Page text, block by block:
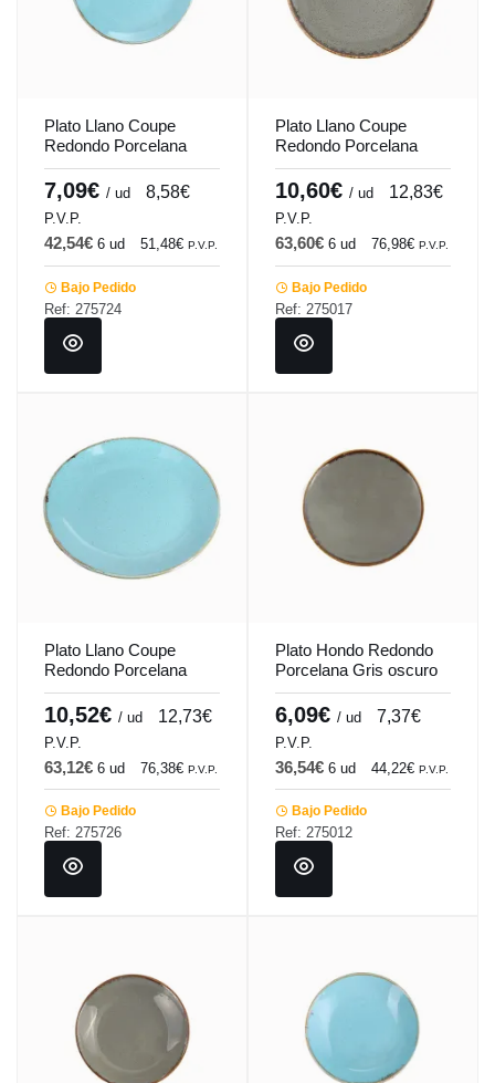
Plato Llano Coupe
Redondo Porcelana
Turquesa 24 Cm
Seasons Porland
7,09€ / ud 8,58€
P.V.P.
42,54€ 6 ud 51,48€ P.V.P.
Bajo Pedido
Ref: 275724
Plato Llano Coupe
Redondo Porcelana
Gris oscuro 28 Cm
Seasons Porland
10,60€ / ud 12,83€
P.V.P.
63,60€ 6 ud 76,98€ P.V.P.
Bajo Pedido
Ref: 275017
Plato Llano Coupe
Redondo Porcelana
Turquesa 28 Cm
Seasons Porland
10,52€ / ud 12,73€
P.V.P.
63,12€ 6 ud 76,38€ P.V.P.
Bajo Pedido
Ref: 275726
Plato Hondo Redondo
Porcelana Gris oscuro
20 Cm Seasons
Porland
6,09€ / ud 7,37€
P.V.P.
36,54€ 6 ud 44,22€ P.V.P.
Bajo Pedido
Ref: 275012